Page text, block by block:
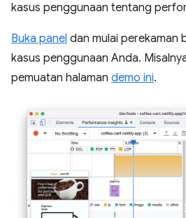
kasus penggunaan tentang
Buka panel dan mulai perekaman
kasus penggunaan Anda.
pemuatan halaman demo ini.